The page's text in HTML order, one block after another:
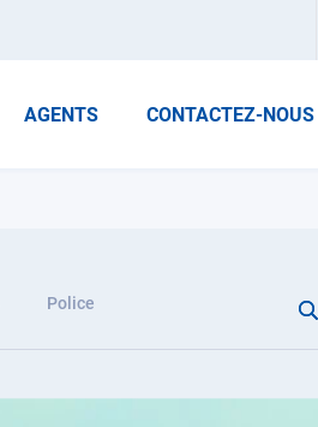
AGENTS CONTACTEZ-NOUS
Police